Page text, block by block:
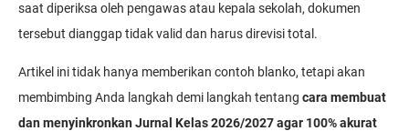
saat diperiksa oleh pengawas atau kepala sekolah, dokumen
tersebut dianggap tidak valid dan harus direvisi total.
Artikel ini tidak hanya memberikan contoh blanko, tetapi akan
membimbing Anda langkah demi langkah tentang cara membuat
dan menyinkronkan Jurnal Kelas 2026/2027 agar 100% akurat